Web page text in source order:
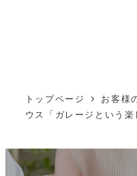
トップページ お客様
ウス「ガレージという楽